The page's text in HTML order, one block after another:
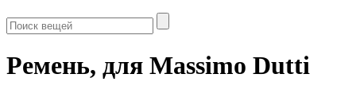
Ремень, для Massimo Dutti